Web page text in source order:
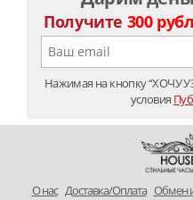
Получите 300
Нажимая на кнопку “ХОЧУ
условия
O нас Доставка/Оплата Обмен